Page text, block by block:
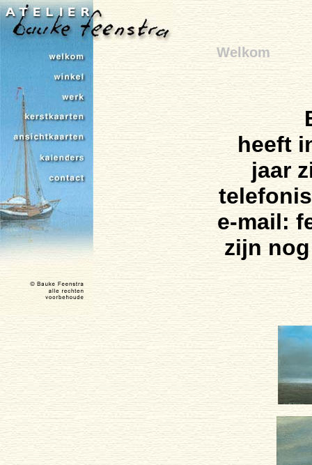
Welkom
heeft
jaar
e-mail:
zijn